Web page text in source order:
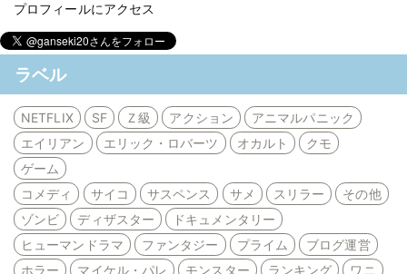
プロフィールにアクセス
ラベル
NETFLIX SF Ｚ級 アクション
アニマルパニック
エイリアン
エリック・ロバーツ オカルト
クモ
ゲーム
コメディ
サイコ サスペンス サメ スリラー
その他
ゾンビ
ディザスター
ドキュメンタリー
ヒューマンドラマ
ファンタジー プライム
ブログ運営
ホラー
マイケル・パレ モンスター ランキング
ワニ